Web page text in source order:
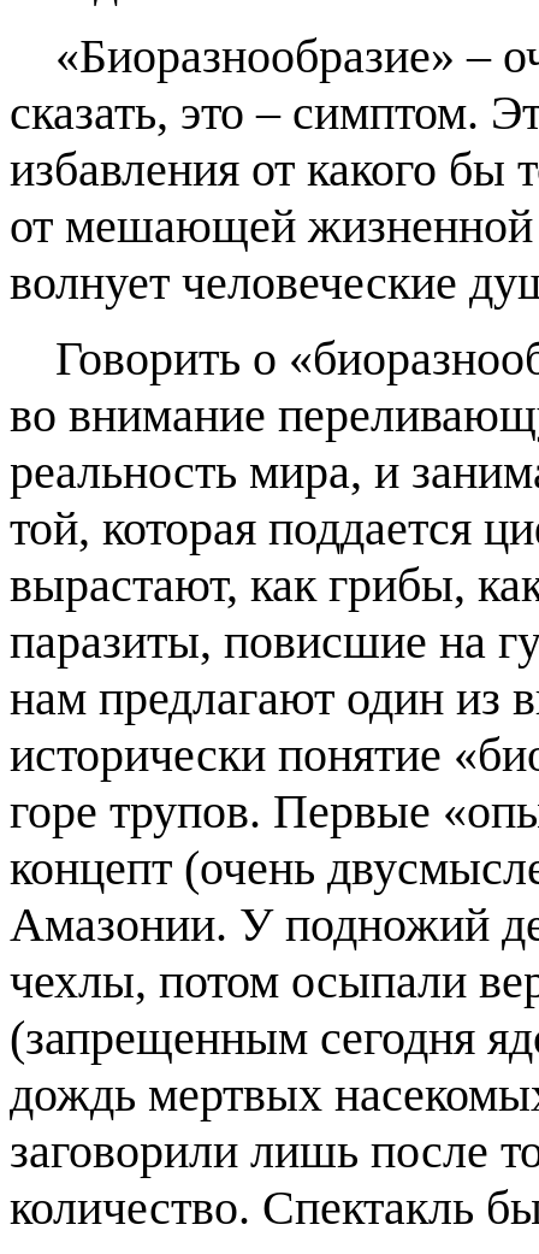
«Биоразнообразие» –
сказать, это – симптом.
избавления от какого
от мешающей жизненной
волнует человеческие
Говорить о
во внимание
реальность мира, и
той, которая поддается
вырастают, как грибы,
паразиты, повисшие на
нам предлагают один из
исторически понятие
горе трупов. Первые
концепт (очень
Амазонии. У подножий
чехлы, потом осыпали
(запрещенным сегодня
дождь мертвых
заговорили лишь после
количество. Спектакль